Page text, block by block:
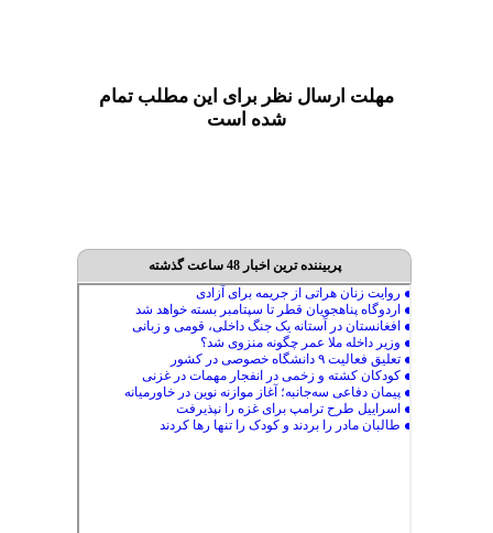
مهلت ارسال نظر برای این مطلب تمام
شده است
پربیننده ترین اخبار 48 ساعت گذشته